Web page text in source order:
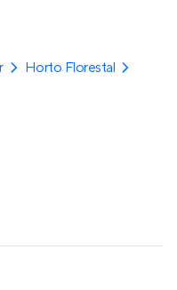
Horto Florestal